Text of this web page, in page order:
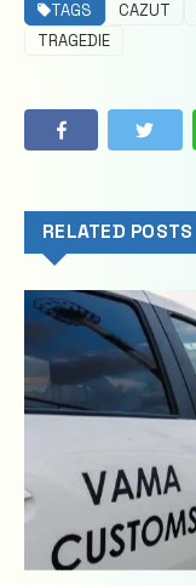
TAGS CAZUT
TRAGEDIE
RELATED POSTS